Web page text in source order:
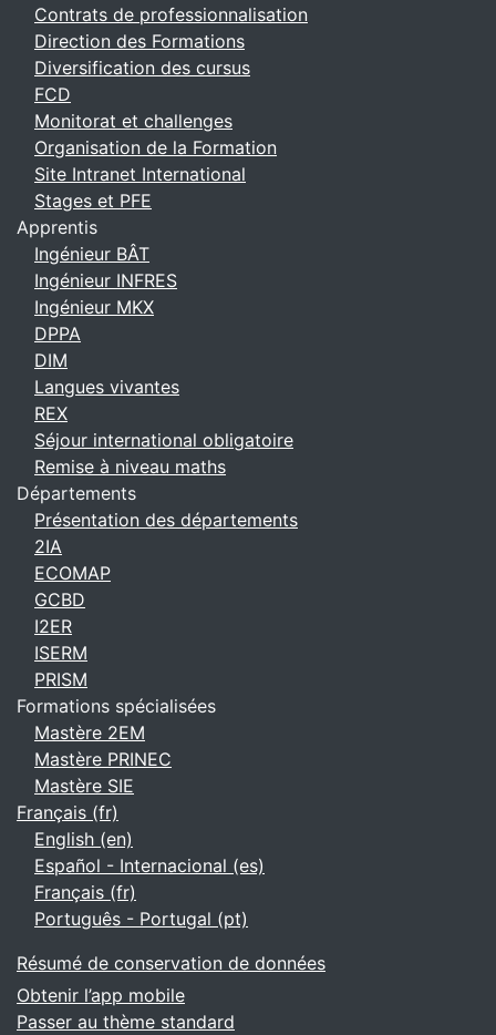
Contrats de professionnalisation
Direction des Formations
Diversification des cursus
FCD
Monitorat et challenges
Organisation de la Formation
Site Intranet International
Stages et PFE
Apprentis
Ingénieur BÂT
Ingénieur INFRES
Ingénieur MKX
DPPA
DIM
Langues vivantes
REX
Séjour international obligatoire
Remise à niveau maths
Départements
Présentation des départements
2IA
ECOMAP
GCBD
I2ER
ISERM
PRISM
Formations spécialisées
Mastère 2EM
Mastère PRINEC
Mastère SIE
Français ‎(fr)‎
English ‎(en)‎
Español - Internacional ‎(es)‎
Français ‎(fr)‎
Português - Portugal ‎(pt)‎
Résumé de conservation de données
Obtenir l’app mobile
Passer au thème standard